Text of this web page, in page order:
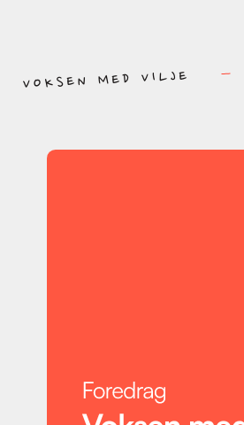
VOKSEN MED VILJE